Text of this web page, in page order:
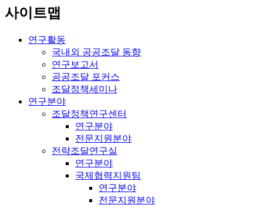
사이트맵
연구활동
국내외 공공조달 동향
연구보고서
공공조달 포커스
조달정책세미나
연구분야
조달정책연구센터
연구분야
전문지원분야
전략조달연구실
연구분야
국제협력지원팀
연구분야
전문지원분야